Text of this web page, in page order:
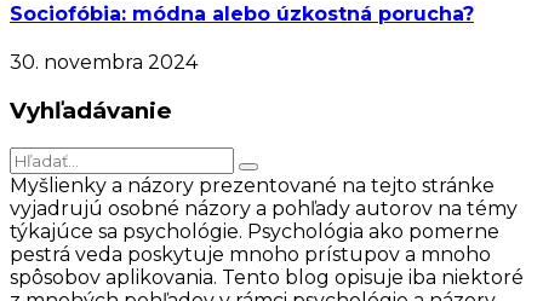
Sociofóbia: módna alebo úzkostná porucha?
30. novembra 2024
Vyhľadávanie
Myšlienky a názory prezentované na tejto stránke
vyjadrujú osobné názory a pohľady autorov na témy
týkajúce sa psychológie. Psychológia ako pomerne
pestrá veda poskytuje mnoho prístupov a mnoho
spôsobov aplikovania. Tento blog opisuje iba niektoré